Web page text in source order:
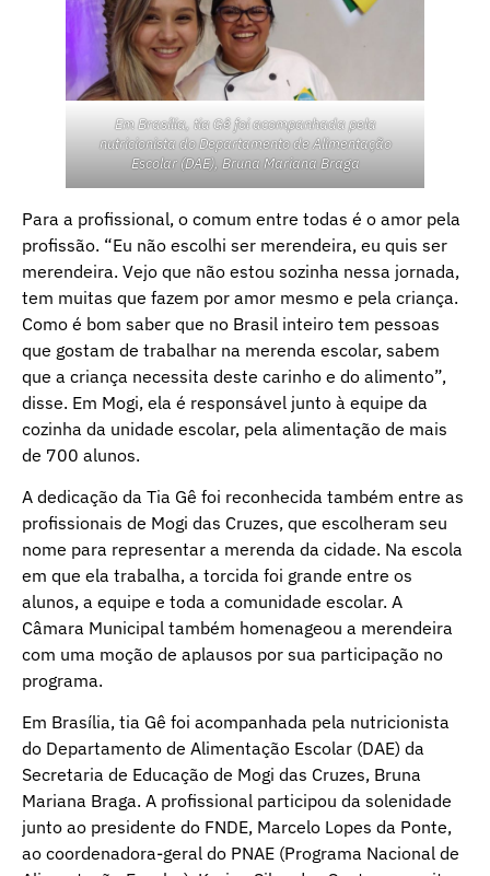
Em Brasília, tia Gê foi acompanhada pela
nutricionista do Departamento de Alimentação
Escolar (DAE), Bruna Mariana Braga
Para a profissional, o comum entre todas é o amor pela
profissão. “Eu não escolhi ser merendeira, eu quis ser
merendeira. Vejo que não estou sozinha nessa jornada,
tem muitas que fazem por amor mesmo e pela criança.
Como é bom saber que no Brasil inteiro tem pessoas
que gostam de trabalhar na merenda escolar, sabem
que a criança necessita deste carinho e do alimento”,
disse. Em Mogi, ela é responsável junto à equipe da
cozinha da unidade escolar, pela alimentação de mais
de 700 alunos.
A dedicação da Tia Gê foi reconhecida também entre as
profissionais de Mogi das Cruzes, que escolheram seu
nome para representar a merenda da cidade. Na escola
em que ela trabalha, a torcida foi grande entre os
alunos, a equipe e toda a comunidade escolar. A
Câmara Municipal também homenageou a merendeira
com uma moção de aplausos por sua participação no
programa.
Em Brasília, tia Gê foi acompanhada pela nutricionista
do Departamento de Alimentação Escolar (DAE) da
Secretaria de Educação de Mogi das Cruzes, Bruna
Mariana Braga. A profissional participou da solenidade
junto ao presidente do FNDE, Marcelo Lopes da Ponte,
ao coordenadora-geral do PNAE (Programa Nacional de